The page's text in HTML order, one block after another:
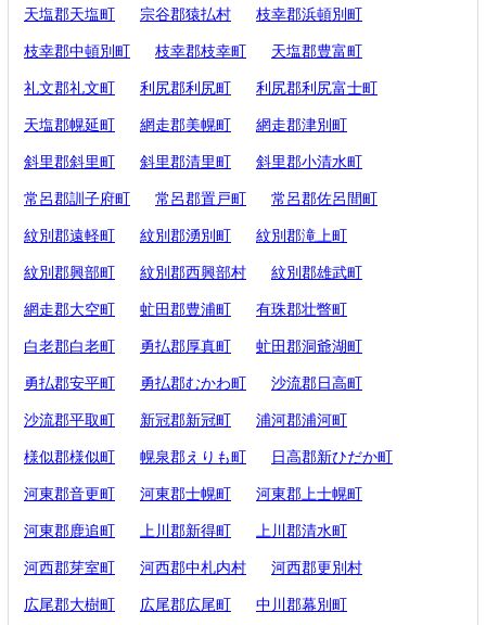
天塩郡天塩町 宗谷郡猿払村 枝幸郡浜頓別町
枝幸郡中頓別町 枝幸郡枝幸町 天塩郡豊富町
礼文郡礼文町 利尻郡利尻町 利尻郡利尻富士町
天塩郡幌延町 網走郡美幌町 網走郡津別町
斜里郡斜里町 斜里郡清里町 斜里郡小清水町
常呂郡訓子府町 常呂郡置戸町 常呂郡佐呂間町
紋別郡遠軽町 紋別郡湧別町 紋別郡滝上町
紋別郡興部町 紋別郡西興部村 紋別郡雄武町
網走郡大空町 虻田郡豊浦町 有珠郡壮瞥町
白老郡白老町 勇払郡厚真町 虻田郡洞爺湖町
勇払郡安平町 勇払郡むかわ町 沙流郡日高町
沙流郡平取町 新冠郡新冠町 浦河郡浦河町
様似郡様似町 幌泉郡えりも町 日高郡新ひだか町
河東郡音更町 河東郡士幌町 河東郡上士幌町
河東郡鹿追町 上川郡新得町 上川郡清水町
河西郡芽室町 河西郡中札内村 河西郡更別村
広尾郡大樹町 広尾郡広尾町 中川郡幕別町